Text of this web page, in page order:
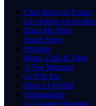
Club Sport en France
La victoire est en elles
Dans Ma Fédé
Esprit Sport
Origines
Mma, Chill & Fight
A Vos Marques
Le P'tit Pac
Mon Gr Préféré
Unbreakable
La Grande Question